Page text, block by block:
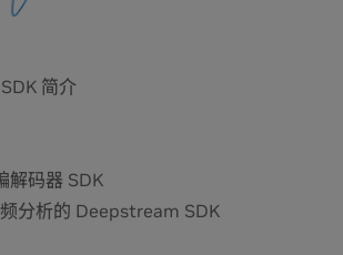
简介
解码器 SDK
分析的 Deepstream SDK